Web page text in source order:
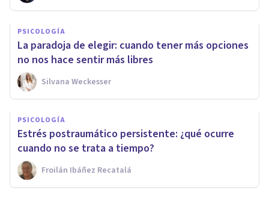
PSICOLOGÍA
La paradoja de elegir: cuando tener más opciones
no nos hace sentir más libres
Silvana Weckesser
PSICOLOGÍA
Estrés postraumático persistente: ¿qué ocurre
cuando no se trata a tiempo?
Froilán Ibáñez Recatalá